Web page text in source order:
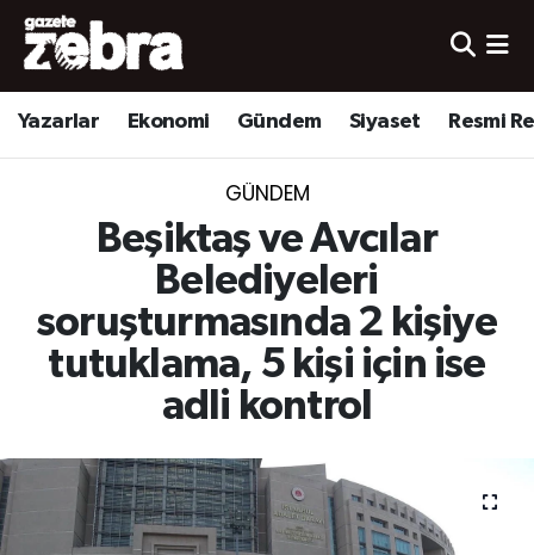
Yazarlar Ekonomi Gündem Siyaset Resmi
GÜNDEM
Beşiktaş ve Avcılar
Belediyeleri
soruşturmasında 2 kişiye
tutuklama, 5 kişi için ise
adli kontrol
Yazarlar
Ekonomi
Spor
Nöbetçi Eczaneler
Hava Durumu
Süper Lig Puan Durumu ve Fikstür
Tüm Manşetler
Son Dakika Haberleri
Haber Arşivi